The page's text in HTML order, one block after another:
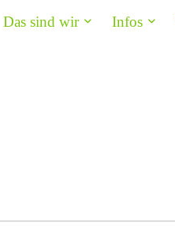
Das sind wir Infos